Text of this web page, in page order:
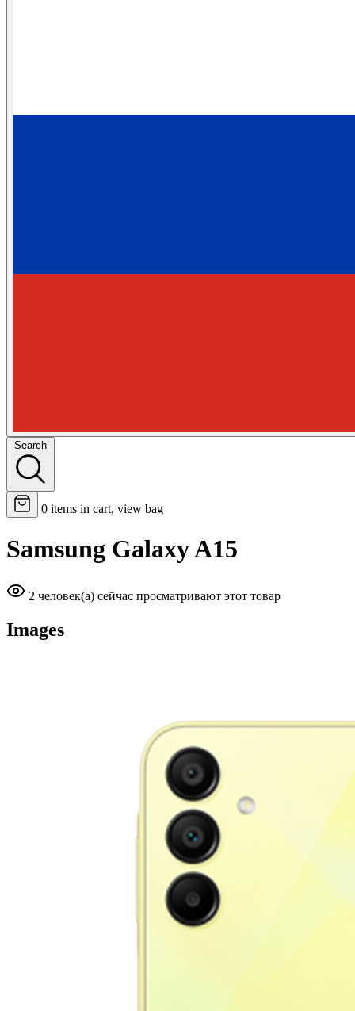
Search
0 items in cart, view bag
Samsung Galaxy A15
2 человек(а) сейчас просматривают этот товар
Images